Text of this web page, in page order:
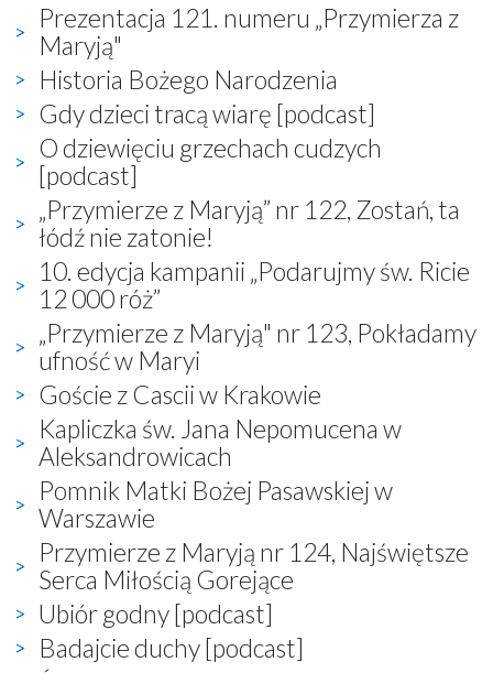
Prezentacja 121. numeru „Przymierza z
Maryją"
Historia Bożego Narodzenia
Gdy dzieci tracą wiarę [podcast]
O dziewięciu grzechach cudzych
[podcast]
„Przymierze z Maryją” nr 122, Zostań, ta
łódź nie zatonie!
10. edycja kampanii „Podarujmy św. Ricie
12 000 róż”
„Przymierze z Maryją" nr 123, Pokładamy
ufność w Maryi
Goście z Cascii w Krakowie
Kapliczka św. Jana Nepomucena w
Aleksandrowicach
Pomnik Matki Bożej Pasawskiej w
Warszawie
Przymierze z Maryją nr 124, Najświętsze
Serca Miłością Gorejące
Ubiór godny [podcast]
Badajcie duchy [podcast]